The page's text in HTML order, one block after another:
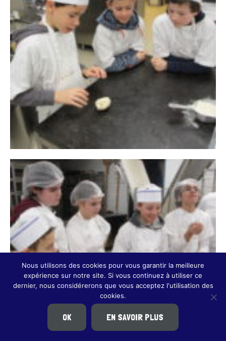
Nous utilisons des cookies pour vous garantir la meilleure
expérience sur notre site. Si vous continuez à utiliser ce
dernier, nous considérerons que vous acceptez l'utilisation des
cookies.
OK EN SAVOIR PLUS